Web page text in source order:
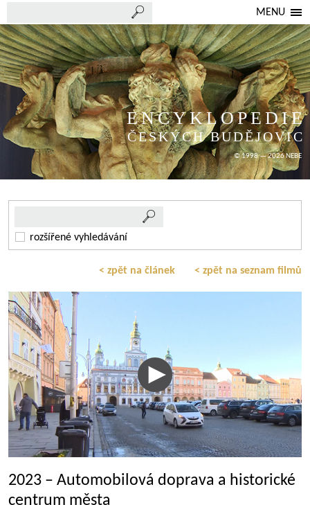
MENU
ENCYKLOPEDIE
ČESKÝCH BUDĚJOVIC
© 1998 — 2026 NEBE
rozšířené vyhledávání
< zpět na článek < zpět na seznam filmů
2023 – Automobilová doprava a historické
centrum města